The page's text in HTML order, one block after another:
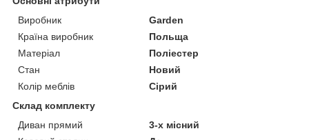
Виробник
Garden
Країна виробник
Польща
Матеріал
Поліестер
Стан
Новий
Колір меблів
Сірий
Склад комплекту
Диван прямий
3-х місний